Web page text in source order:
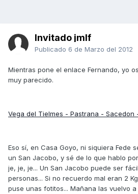
Invitado jmlf
Publicado 6 de Marzo del 2012
Mientras pone el enlace Fernando, yo
muy parecido.
Vega del Tielmes - Pastrana - Sacedon
Eso sí, en Casa Goyo, ni siquiera Fede
un San Jacobo, y sé de lo que hablo
je, je, je... Un San Jacobo puede ser
personas... Si no recuerdo mal eran 2
puse unas fotitos... Mañana las vuelvo